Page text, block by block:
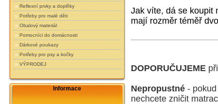
Reflexní prvky a doplňky
Potřeby pro malé děti
Obalový materiál
Pomocníci do domácnosti
Dárkové poukazy
Potřeby pro psy a kočky
VÝPRODEJ
Informace
Jak víte, dá se koupit
mají rozměr téměř
DOPORUČUJEME
Nepropustné -
nechcete zničit